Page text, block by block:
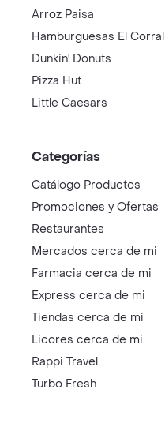
Arroz Paisa
Hamburguesas El Corral
Dunkin' Donuts
Pizza Hut
Little Caesars
Categorías
Catálogo Productos
Promociones y Ofertas
Restaurantes
Mercados cerca de mi
Farmacia cerca de mi
Express cerca de mi
Tiendas cerca de mi
Licores cerca de mi
Rappi Travel
Turbo Fresh